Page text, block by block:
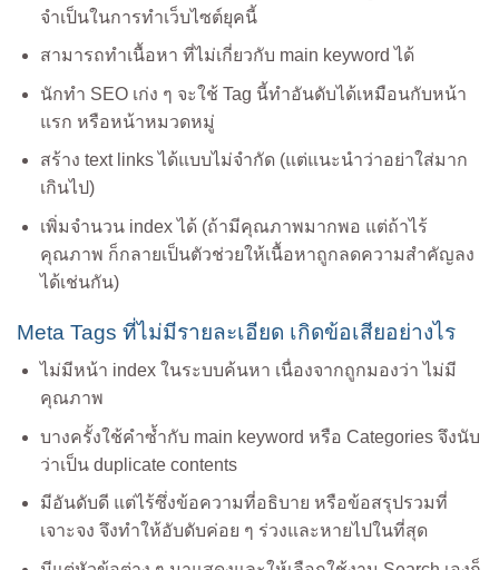
จำเป็นในการทำเว็บไซต์ยุคนี้
สามารถทำเนื้อหา ที่ไม่เกี่ยวกับ main keyword ได้
นักทำ SEO เก่ง ๆ จะใช้ Tag นี้ทำอันดับได้เหมือนกับหน้า
แรก หรือหน้าหมวดหมู่
สร้าง text links ได้แบบไม่จำกัด (แต่แนะนำว่าอย่าใส่มาก
เกินไป)
เพิ่มจำนวน index ได้ (ถ้ามีคุณภาพมากพอ แต่ถ้าไร้
คุณภาพ ก็กลายเป็นตัวช่วยให้เนื้อหาถูกลดความสำคัญลง
ได้เช่นกัน)
Meta Tags ที่ไม่มีรายละเอียด เกิดข้อเสียอย่างไร
ไม่มีหน้า index ในระบบค้นหา เนื่องจากถูกมองว่า ไม่มี
คุณภาพ
บางครั้งใช้คำซ้ำกับ main keyword หรือ Categories จึงนับ
ว่าเป็น duplicate contents
มีอันดับดี แต่ไร้ซึ่งข้อความที่อธิบาย หรือข้อสรุปรวมที่
เจาะจง จึงทำให้อับดับค่อย ๆ ร่วงและหายไปในที่สุด